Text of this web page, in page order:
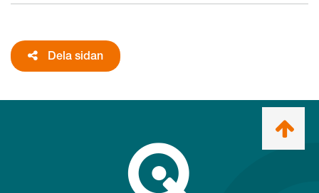
Dela sidan
mig